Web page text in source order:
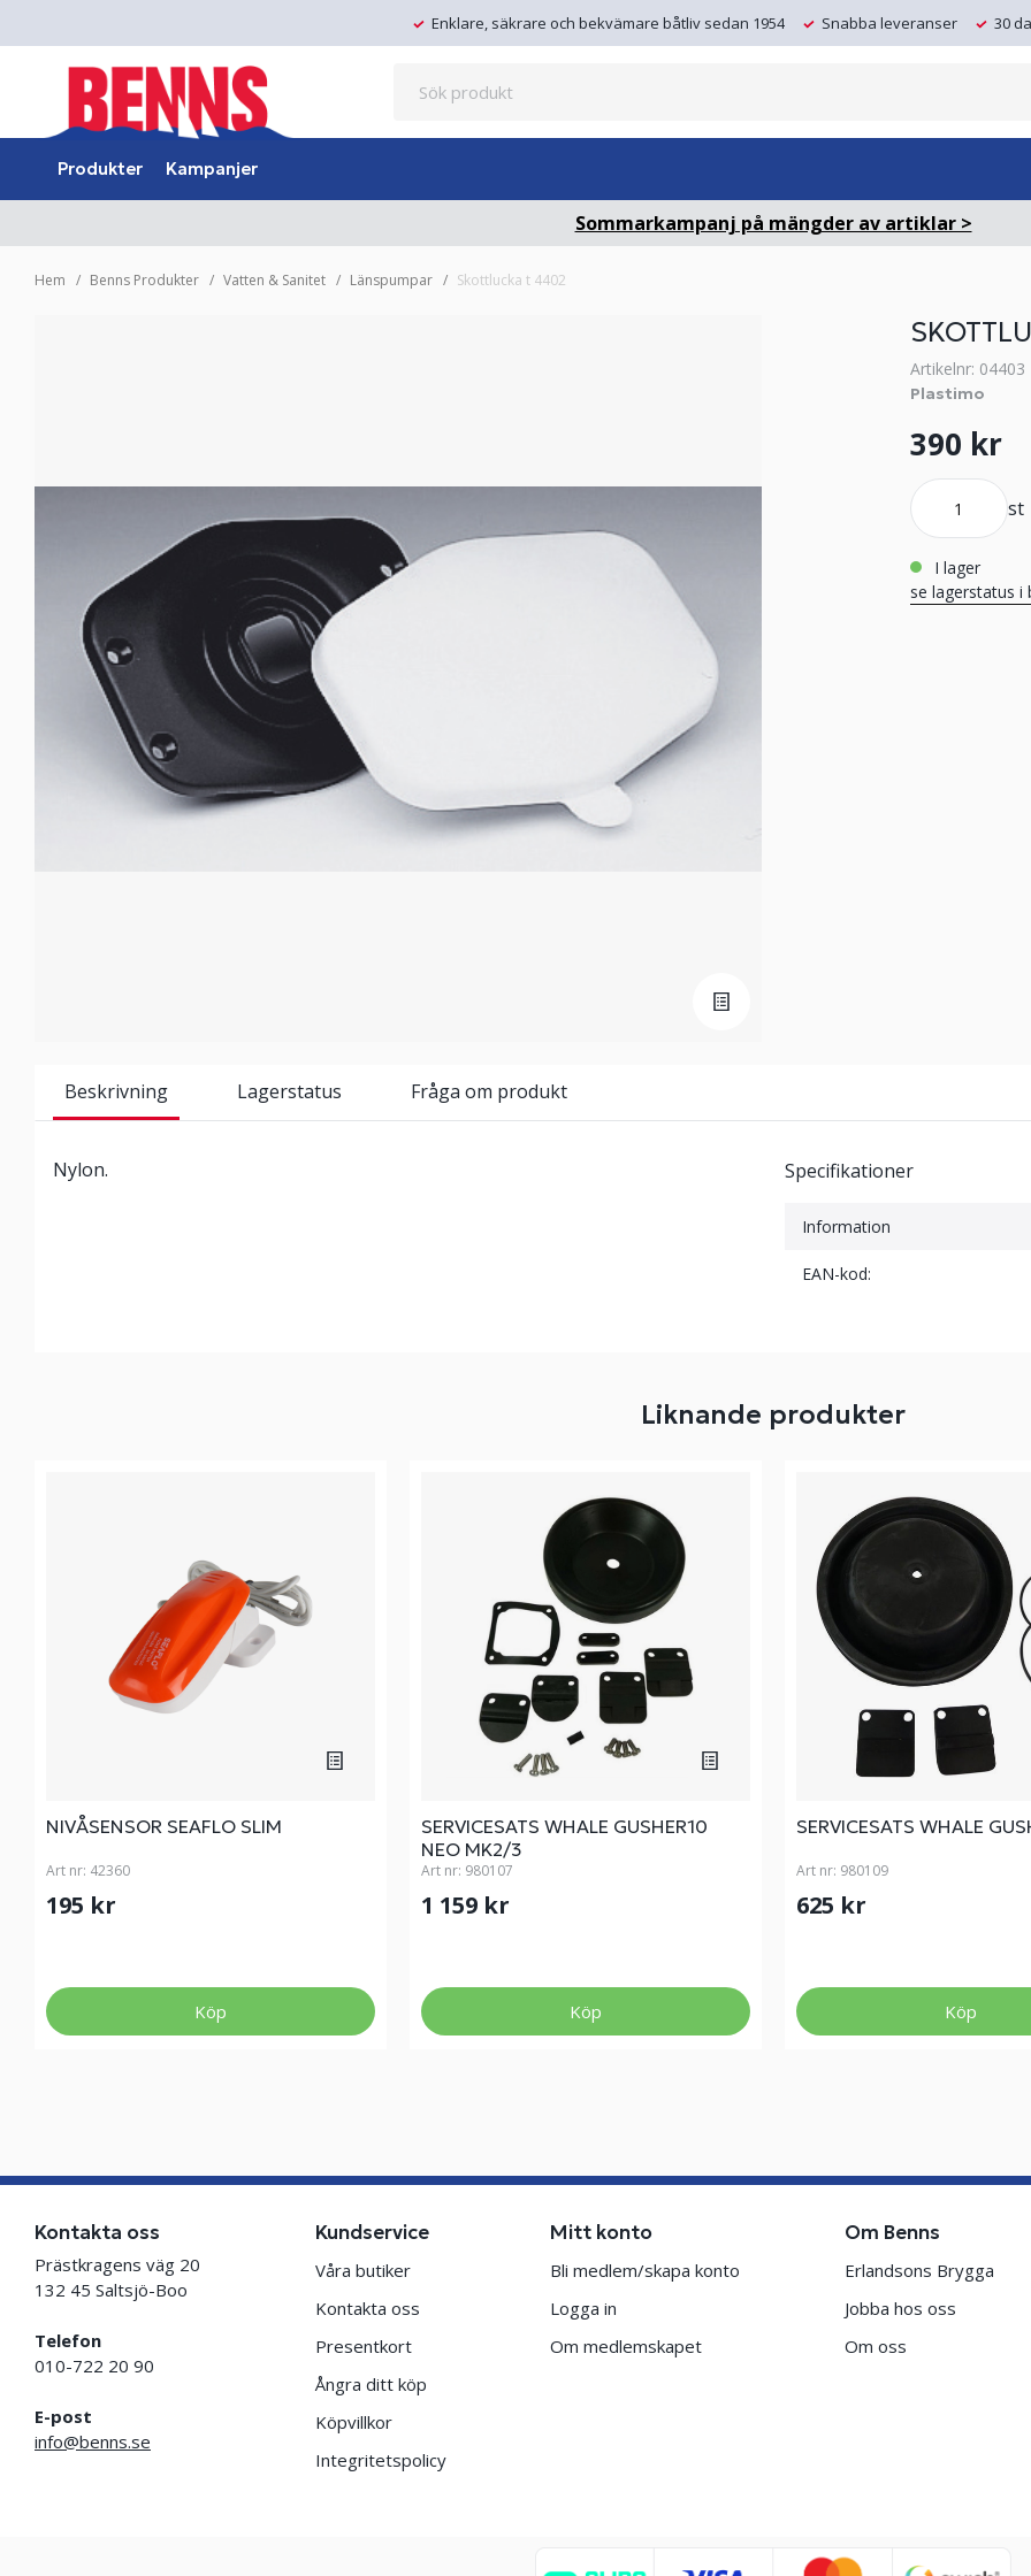
Enklare, säkrare och bekvämare båtliv sedan 1954 Snabba leveranser 30
Produkter Kampanjer
Sommarkampanj på mängder av artiklar >
Hem Benns Produkter Vatten & Sanitet Länspumpar Skottlucka t 4402
Artikelnr: 04403
Plastimo
390 kr
st
i lager
se lagerstatus i
Beskrivning Lagerstatus Fråga om produkt
Nylon. Specifikationer
Information
EAN-kod:
Liknande produkter
NIVÅSENSOR SEAFLO SLIM
Art nr: 42360
195 kr
Köp
SERVICESATS WHALE GUSHER10
NEO MK2/3
Art nr: 980107
1 159 kr
Köp
SERVICESATS WHALE
Art nr: 980109
625 kr
Köp
Kontakta oss
Prästkragens väg 20
132 45 Saltsjö-Boo
Telefon
010-722 20 90
E-post
info@benns.se
Kundservice
Våra butiker
Kontakta oss
Presentkort
Ångra ditt köp
Köpvillkor
Integritetspolicy
Mitt konto
Bli medlem/skapa konto
Logga in
Om medlemskapet
Om Benns
Erlandsons Brygga
Jobba hos oss
Om oss